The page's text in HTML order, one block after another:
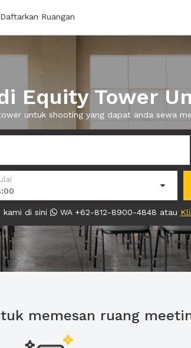
Daftarkan Ruangan
Equity Tower
untuk shooting yang dapat anda sewa
kami di sini WA +62-812-8900-4848 atau
memesan ruang